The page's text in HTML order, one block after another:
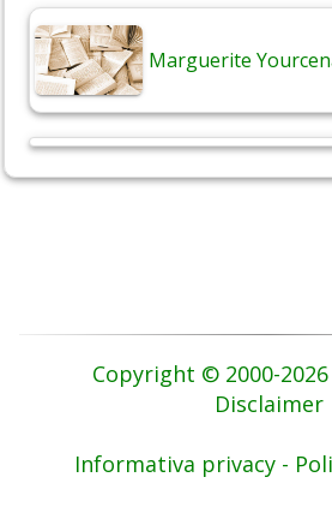
Marguerite
Copyright © 2000-2026
Disclaimer
Informativa privacy -